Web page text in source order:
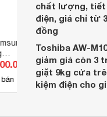
Addwash
SV đ
chất lượng, tiết
điện, giá chỉ từ
đồng
Toshiba AW-
giảm giá còn 3
giặt 9kg cửa
kiệm điện cho